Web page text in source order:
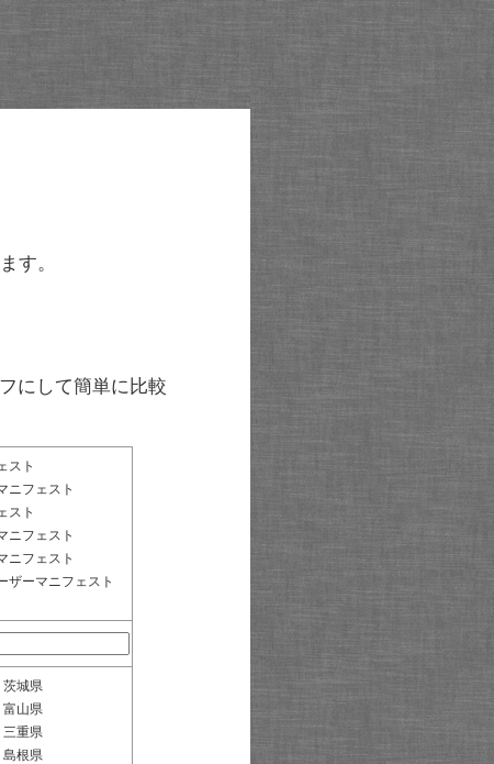
す。
にして簡単に比較
スト
ニフェスト
スト
ニフェスト
ニフェスト
ザーマニフェスト
茨城県
富山県
三重県
島根県